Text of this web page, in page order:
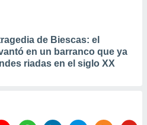
de Biescas: el
en un barranco que ya
riadas en el siglo XX